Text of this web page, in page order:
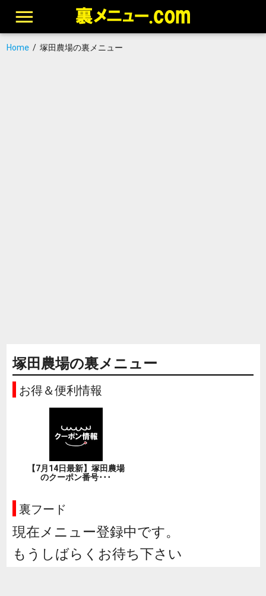
Home/ 塚田農場の裏メニュー
塚田農場の裏メニュー
お得＆便利情報
【7月14日最新】塚田農場
のクーポン番号･･･
裏フード
現在メニュー登録中です。
もうしばらくお待ち下さい